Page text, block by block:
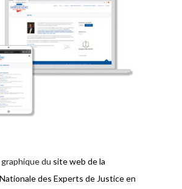
du site web de la
des Experts de Justice en